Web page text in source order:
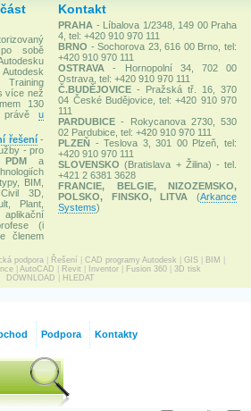
sobě
Training
více než
130
právě u
řešení-
- pro
PDM a
BIM,
3D,
Plant,
(i
členem
Kontakt
PRAHA - Líbalova 1/2348, 149 00 Praha
4, tel: +420 910 970 111
BRNO - Sochorova 23, 616 00 Brno, tel:
+420 910 970 111
OSTRAVA
- Hornopolní 34, 702 00
Ostrava, tel: +420 910 970 111
Č.BUDĚJOVICE - Pražská tř. 16, 370
04 České Budějovice, tel: +420 910 970
111
PARDUBICE - Rokycanova 2730, 530
02 Pardubice, tel: +420 910 970 111
PLZEŇ - Teslova 3, 301 00 Plzeň, tel:
+420 910 970 111
SLOVENSKO (Bratislava + Žilina) - tel.
+421 2 6381 3628
FRANCIE, BELGIE, NIZOZEMSKO,
POLSKO, FINSKO, LITVA
(Arkance
Systems)
podpora Řešení CAD programy Autodesk GIS BIM
| AutoCAD Revit Inventor| Fusion 360| 3D tisk
DOWNLOAD
HLEDAT
Podpora Kontakty